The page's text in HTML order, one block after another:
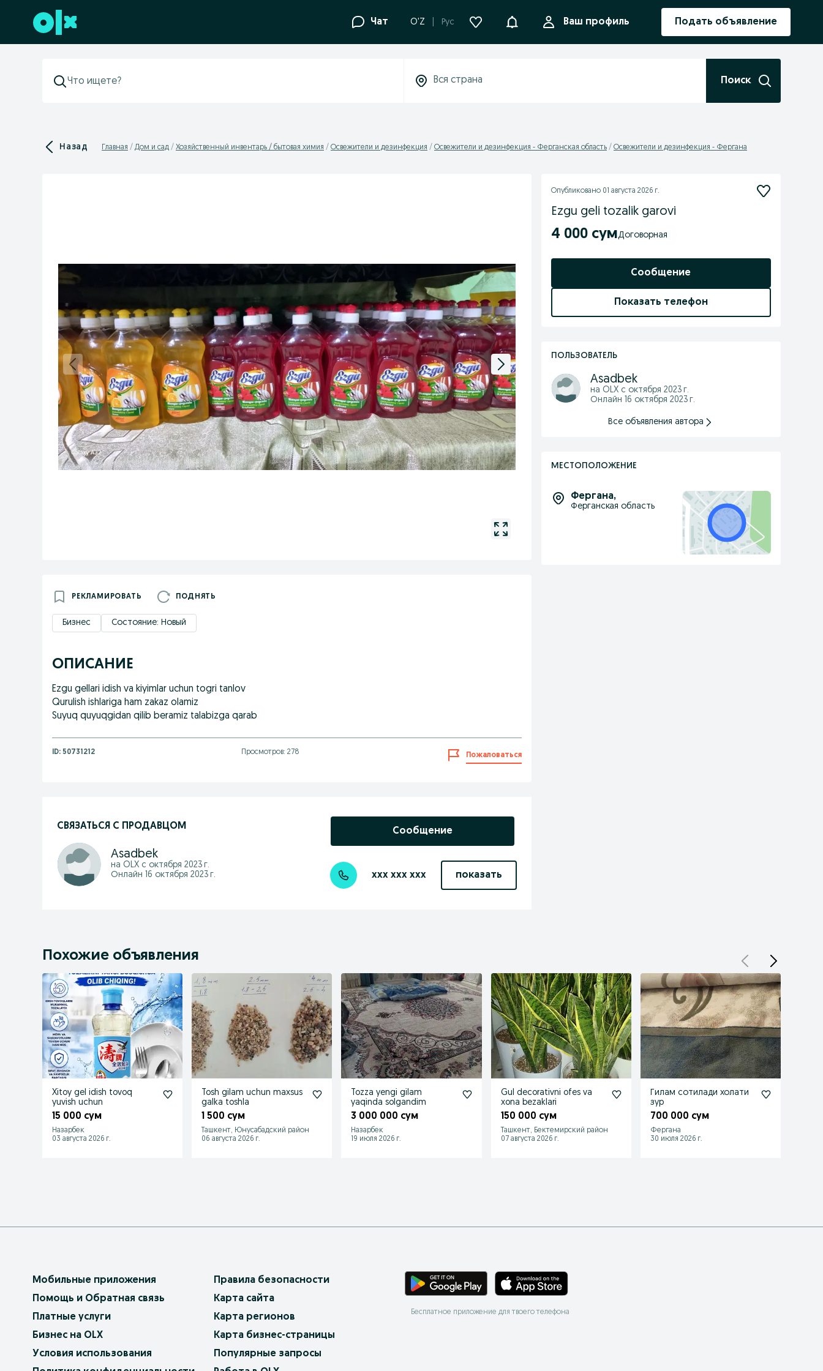
Перейти к нижнему колонтитулу Чат O'Z Рус УведомленияВаш профиль Подать объявление
Поиск
Назад Главная Дом и сад Хозяйственный инвентарь / бытовая химия Освежители и дезинфекция Освежители и дезинфекция - Ферганская область Освежители и дезинфекция - Фергана
РЕКЛАМИРОВАТЬ ПОДНЯТЬ
Бизнес Состояние: Новый
ОПИСАНИЕ
Ezgu gellari idish va kiyimlar uchun togri tanlov
Qurulish ishlariga ham zakaz olamiz
Suyuq quyuqgidan qilib beramiz talabizga qarab
ID: 50731212 Просмотров: 278 Пожаловаться
СВЯЗАТЬСЯ С ПРОДАВЦОМ
Asadbek
на OLX с октября 2023 г.
Онлайн 16 октября 2023 г.
Сообщение
xxx xxx xxx показать
Опубликовано 01 августа 2026 г.
Ezgu geli tozalik garovi
4 000 сум Договорная
Сообщение
Показать телефон
ПОЛЬЗОВАТЕЛЬ
Asadbek
на OLX с октября 2023 г.
Онлайн 16 октября 2023 г.
Все объявления автора
МЕСТОПОЛОЖЕНИЕ
Фергана,
Ферганская область
Похожие объявления
Xitoy gel idish tovoq
yuvish uchun
15 000 сум
Назарбек
03 августа 2026 г.
Tosh gilam uchun maxsus
galka toshla
1 500 сум
Ташкент, Юнусабадский район
06 августа 2026 г.
Tozza yengi gilam
yaqinda solgandim
3 000 000 сум
Назарбек
19 июля 2026 г.
Gul decorativni ofes va
xona bezaklari
150 000 сум
Ташкент, Бектемирский район
07 августа 2026 г.
Гилам сотилади холати
зур
700 000 сум
Фергана
30 июля 2026 г.
Мобильные приложения
Помощь и Обратная связь
Платные услуги
Бизнес на OLX
Условия использования
Правила безопасности
Карта сайта
Карта регионов
Карта бизнес-страницы
Популярные запросы
Бесплатное приложение для твоего телефона